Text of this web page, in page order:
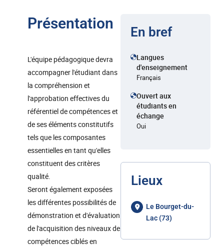
Présentation
L'équipe pédagogique devra
accompagner l'étudiant dans
la compréhension et
l'approbation effectives du
référentiel de compétences et
de ses éléments constitutifs
tels que les composantes
essentielles en tant qu'elles
constituent des critères
qualité.
Seront également exposées
les différentes possibilités de
démonstration et d'évaluation
de l'acquisition des niveaux de
compétences ciblés en
En bref
Langues
d'enseignement
Français
Ouvert aux
étudiants en
échange
Oui
Lieux
Le Bourget-du-
Lac (73)